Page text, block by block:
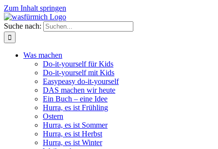
Zum Inhalt springen
Suche nach:
Was machen
Do-it-yourself für Kids
Do-it-yourself mit Kids
Easypeasy do-it-yourself
DAS machen wir heute
Ein Buch – eine Idee
Hurra, es ist Frühling
Ostern
Hurra, es ist Sommer
Hurra, es ist Herbst
Hurra, es ist Winter